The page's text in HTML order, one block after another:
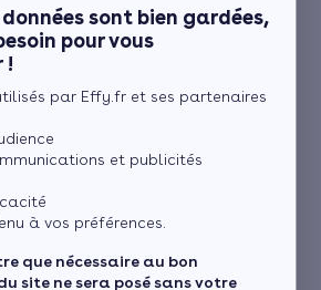
sont bien gardées,
pour vous
!
par Effy.fr et ses partenaires
et publicités
à vos préférences.
que nécessaire au bon
site ne sera posé sans votre
nous Presse
: les DPE
deux fois